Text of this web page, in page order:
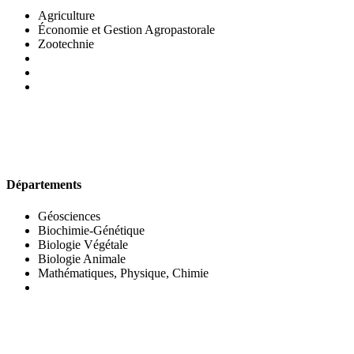
Agriculture
Économie et Gestion Agropastorale
Zootechnie
Départements
Géosciences
Biochimie-Génétique
Biologie Végétale
Biologie Animale
Mathématiques, Physique, Chimie